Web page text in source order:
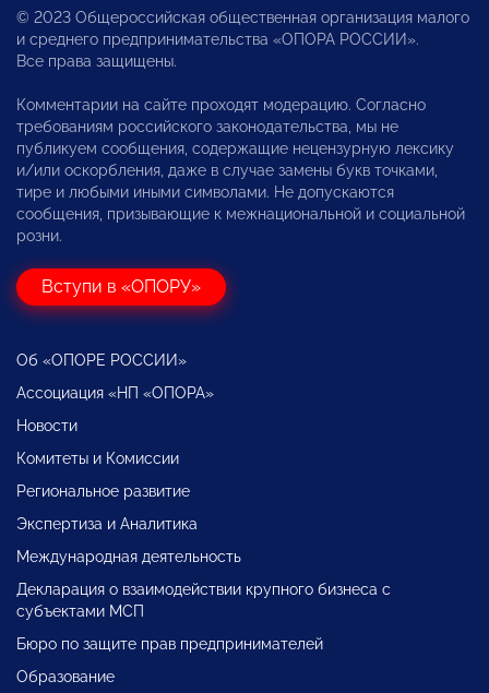
© 2023 Общероссийская общественная организация малого
и среднего предпринимательства «ОПОРА РОССИИ».
Все права защищены.
Комментарии на сайте проходят модерацию. Согласно
требованиям российского законодательства, мы не
публикуем сообщения, содержащие нецензурную лексику
и/или оскорбления, даже в случае замены букв точками,
тире и любыми иными символами. Не допускаются
сообщения, призывающие к межнациональной и социальной
розни.
Вступи в «ОПОРУ»
Об «ОПОРЕ РОССИИ»
Ассоциация «НП «ОПОРА»
Новости
Комитеты и Комиссии
Региональное развитие
Экспертиза и Аналитика
Международная деятельность
Декларация о взаимодействии крупного бизнеса с
субъектами МСП
Бюро по защите прав предпринимателей
Образование